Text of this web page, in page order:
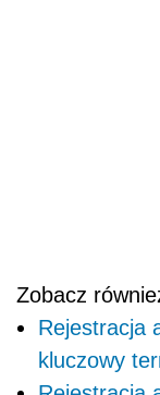
Zobacz
Rejestracja
kluczowy